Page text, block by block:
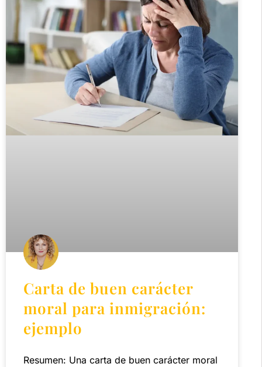
Carta de buen carácter
moral para inmigración:
ejemplo
Resumen: Una carta de buen carácter moral